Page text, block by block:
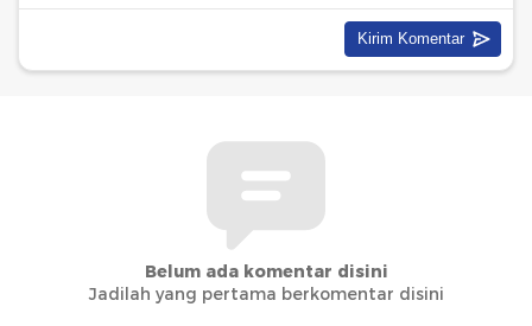
Belum ada komentar disini
Jadilah yang pertama berkomentar disini